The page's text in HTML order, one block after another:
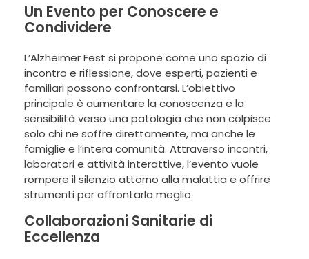
Un Evento per Conoscere e
Condividere
L’Alzheimer Fest si propone come uno spazio di
incontro e riflessione, dove esperti, pazienti e
familiari possono confrontarsi. L’obiettivo
principale è aumentare la conoscenza e la
sensibilità verso una patologia che non colpisce
solo chi ne soffre direttamente, ma anche le
famiglie e l’intera comunità. Attraverso incontri,
laboratori e attività interattive, l’evento vuole
rompere il silenzio attorno alla malattia e offrire
strumenti per affrontarla meglio.
Collaborazioni Sanitarie di
Eccellenza